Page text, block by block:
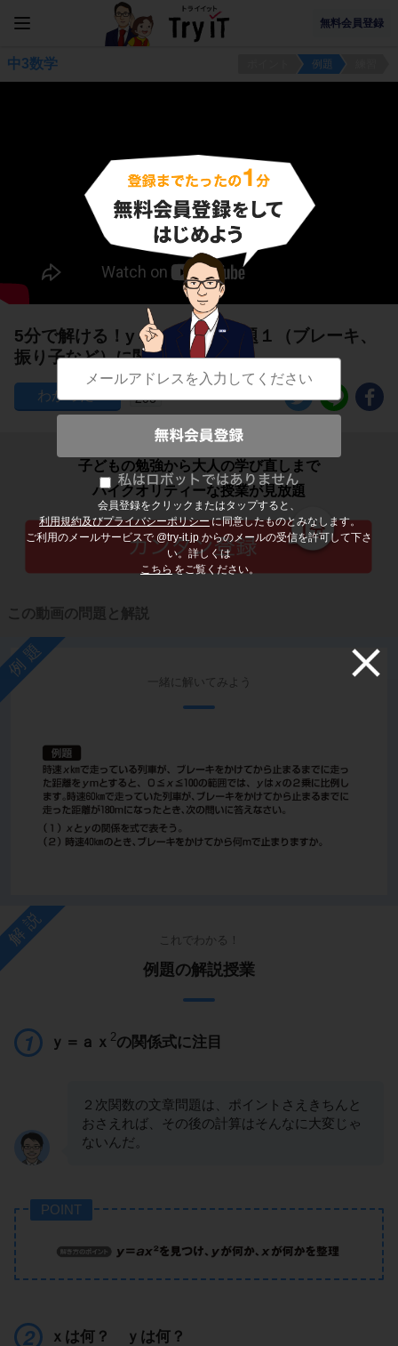
無料会員登録
会員登録をクリックまたはタップすると、
利用規約及びプライバシーポリシーに同意したものとみなします。
ご利用のメールサービスで @try-it.jp からのメールの受信を許可して下さ
い。詳しくは
こちら をご覧ください。
中3数学 例題
5分で解ける！y＝ax^2の文章題１（ブレーキ、
振り子など）に関する問題
206
子どもの勉強から大人の学び直しまで
ハイクオリティーな授業が見放題
この動画の問題と解説
例題
一緒に解いてみよう
解説 これでわかる！
例題の解説授業
ｙ＝ａｘ 2の関係式に注目
２次関数の文章問題は、ポイントさえきちんと
おさえれば、その後の計算はそんなに大変じゃ
ないんだ。
POINT
ｘは何？ ｙは何？